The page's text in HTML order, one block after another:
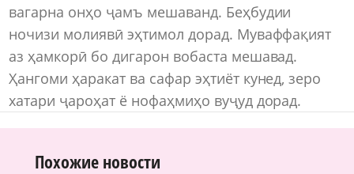
вагарна онҳо ҷамъ мешаванд. Беҳбудии
ночизи молиявӣ эҳтимол дорад. Муваффақият
аз ҳамкорӣ бо дигарон вобаста мешавад.
Ҳангоми ҳаракат ва сафар эҳтиёт кунед, зеро
хатари ҷароҳат ё нофаҳмиҳо вуҷуд дорад.
Похожие новости